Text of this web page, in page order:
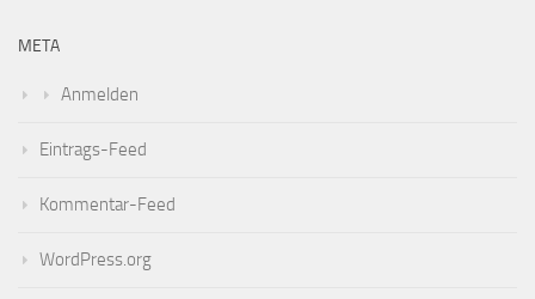
META
Anmelden
Eintrags-Feed
Kommentar-Feed
WordPress.org